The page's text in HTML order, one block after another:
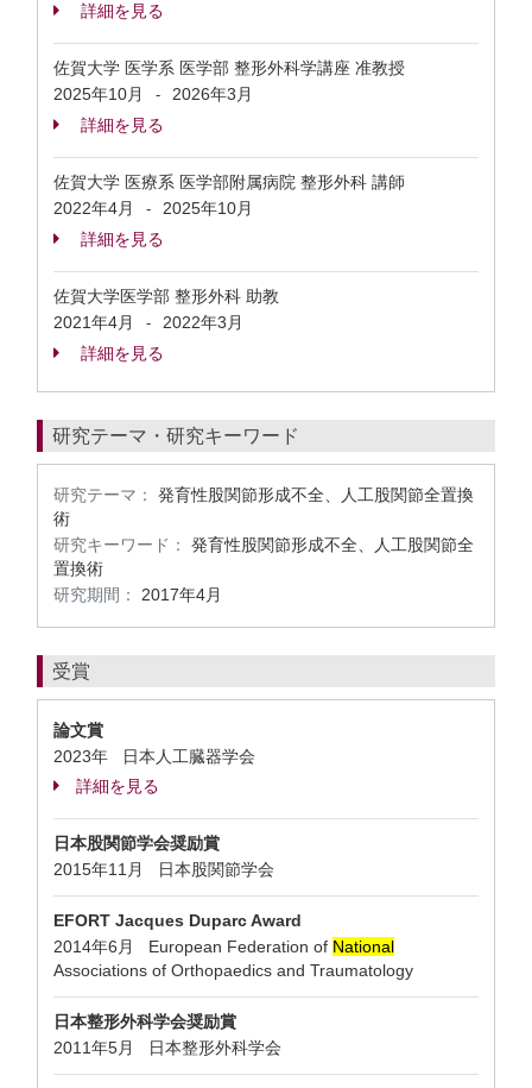
詳細を見る
佐賀大学 医学系 医学部 整形外科学講座 准教授
2025年10月
-
2026年3月
詳細を見る
佐賀大学 医療系 医学部附属病院 整形外科 講師
2022年4月
-
2025年10月
詳細を見る
佐賀大学医学部 整形外科 助教
2021年4月
-
2022年3月
詳細を見る
研究テーマ・研究キーワード
研究テーマ：
発育性股関節形成不全、人工股関節全置換
術
研究キーワード：
発育性股関節形成不全、人工股関節全
置換術
研究期間：
2017年4月
受賞
論文賞
2023年 日本人工臓器学会
詳細を見る
日本股関節学会奨励賞
2015年11月 日本股関節学会
EFORT Jacques Duparc Award
2014年6月 European Federation of National
Associations of Orthopaedics and Traumatology
日本整形外科学会奨励賞
2011年5月 日本整形外科学会